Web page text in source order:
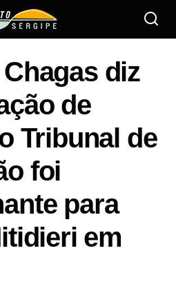
diz
de
Tribunal de
foi
para
em